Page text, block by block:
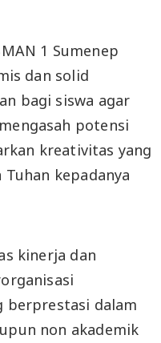
1 Sumenep
dan solid
bagi siswa agar
potensi
kreativitas yang
kepadanya
kinerja dan
berprestasi dalam
non akademik